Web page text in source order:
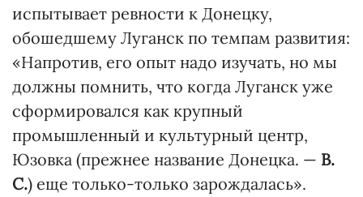
испытывает ревности к Донецку,
обошедшему Луганск по темпам развития:
«Напротив, его опыт надо изучать, но мы
должны помнить, что когда Луганск уже
сформировался как крупный
промышленный и культурный центр,
Юзовка (прежнее название Донецка. — В.
С.) еще только-только зарождалась».